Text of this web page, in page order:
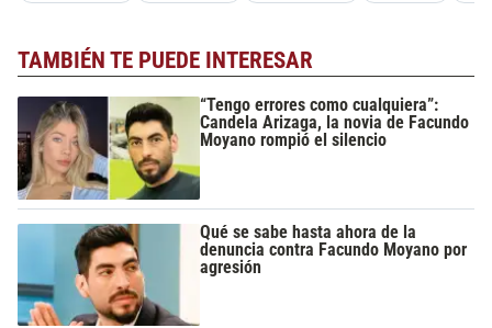
TAMBIÉN TE PUEDE INTERESAR
“Tengo errores como cualquiera”:
Candela Arizaga, la novia de Facundo
Moyano rompió el silencio
Qué se sabe hasta ahora de la
denuncia contra Facundo Moyano por
agresión